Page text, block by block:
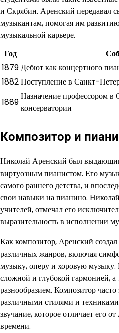
и Скрябин. Аренский передавал
музыкантам, помогая им
музыкальной карьере.
Год
1879Дебют как концертного
1882Поступление в Санкт-
1889
Назначение профессором в
консерватории
Композитор и
Николай Аренский был
виртуозным пианистом. Его
самого раннего детства, и
свои навыки на пианино.
учителей, отмечал его
выразительность в исполнении
Как композитор, Аренский
различных жанров, включая
музыку, оперу и хоровую музыку.
сложной и глубокой гармонией,
разнообразием. Композитор
различными стилями и
звучание, которое отличает его
времени.